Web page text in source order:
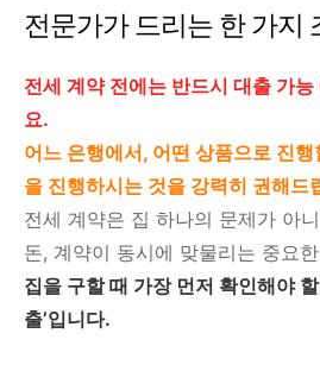
전문가가 드리는 한 가지
전세 계약 전에는 반드시 대출 가
요.
어느 은행에서, 어떤 상품으로 진
을 진행하시는 것을 강력히 권해드
전세 계약은 집 하나의 문제가 아
돈, 계약이 동시에 맞물리는 중요
집을 구할 때 가장 먼저 확인해야 할
출’입니다.